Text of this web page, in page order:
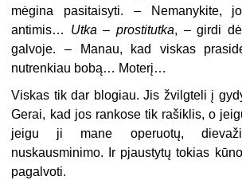
mėgina pasitaisyti. – Nemanykite,
antimis… Utka – prostitutka, – girdi
galvoje. – Manau, kad viskas
nutrenkiau bobą… Moterį…
Viskas tik dar blogiau. Jis žvilgteli į
Gerai, kad jos rankose tik rašiklis, o
jeigu ji mane operuotų,
nuskausminimo. Ir pjaustytų tokias
pagalvoti.